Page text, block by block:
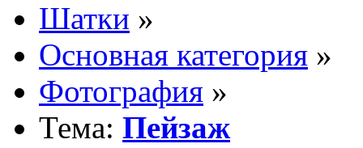
Шатки »
Основная категория »
Фотография »
Тема: Пейзаж